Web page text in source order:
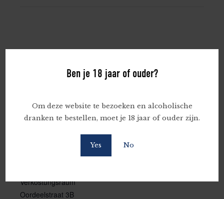
Ben je 18 jaar of ouder?
Om deze website te bezoeken en alcoholische
dranken te bestellen, moet je 18 jaar of ouder zijn.
Yes No
Verkostungsraum
Oordeelstraat 3B